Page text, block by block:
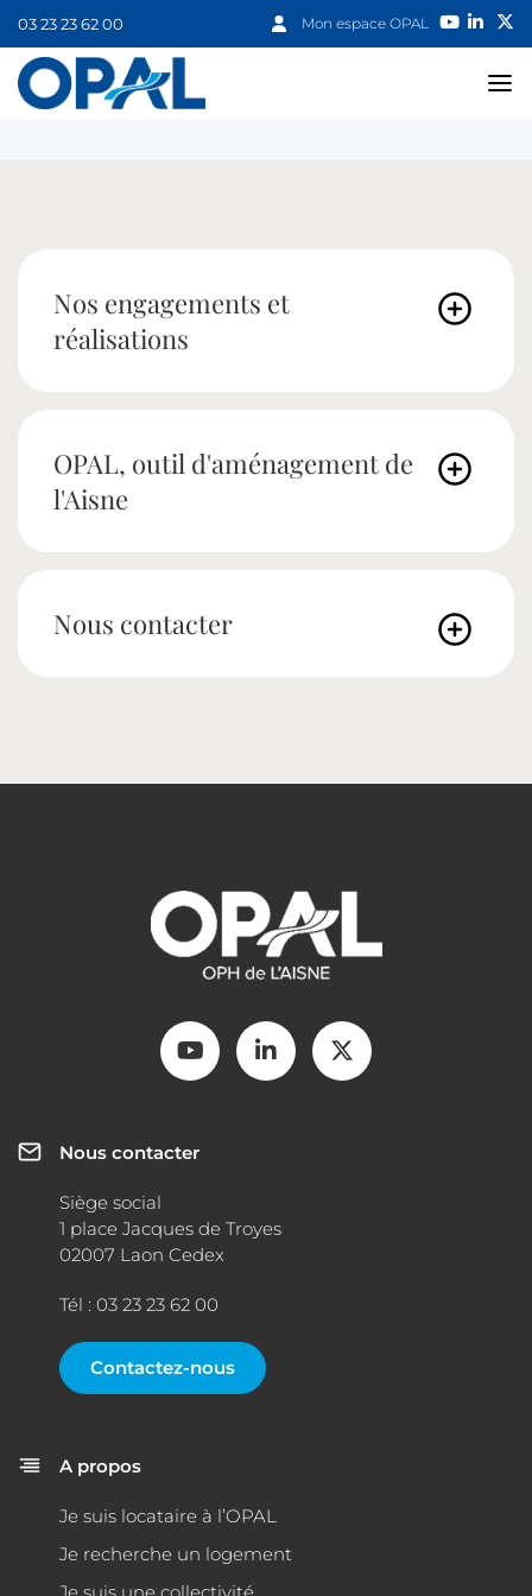
03 23 23 62 00 Mon espace OPAL
Nos engagements et
réalisations
OPAL, outil d'aménagement de
l'Aisne
Nous contacter
Nous contacter
Siège social
1 place Jacques de Troyes
02007 Laon Cedex
Tél : 03 23 23 62 00
Contactez-nous
A propos
Je suis locataire à l’OPAL
Je recherche un logement